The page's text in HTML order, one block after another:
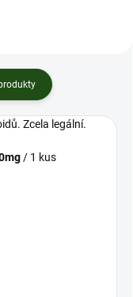
Zcela legální.
/ 1 kus